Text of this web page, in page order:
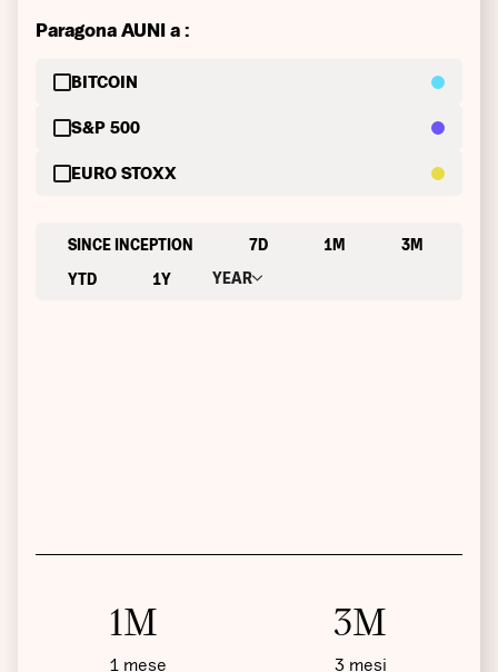
SINCE INCEPTION 7D 1M
3M
YTD
1Y YEAR
Paragona AUNI a :
BITCOIN
S&P 500
EURO STOXX
1M
1 mese
3M
3 mesi